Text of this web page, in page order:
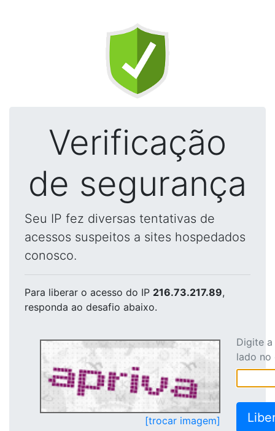
Verificação
de segurança
Seu IP fez diversas tentativas de
acessos suspeitos a sites hospedados
conosco.
Para liberar o acesso do IP 216.73.217.89,
responda ao desafio abaixo.
[trocar imagem]
Digite
lado no